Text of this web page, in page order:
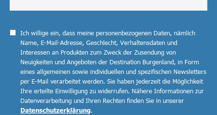
Ich willige ein, dass meine personenbezogenen Daten, nämlich
Name, E-Mail-Adresse, Geschlecht, Verhaltensdaten und
Interessen an Produkten zum Zweck der Zusendung von
Neuigkeiten und Angeboten der Destination Burgenland, in Form
eines allgemeinen sowie individuellen und spezifischen Newsletters
per E-Mail verarbeitet werden. Sie haben jederzeit die Möglichkeit
Ihre erteilte Einwilligung zu widerrufen. Nähere Informationen zur
Datenverarbeitung und Ihren Rechten finden Sie in unserer
Datenschutzerklärung.